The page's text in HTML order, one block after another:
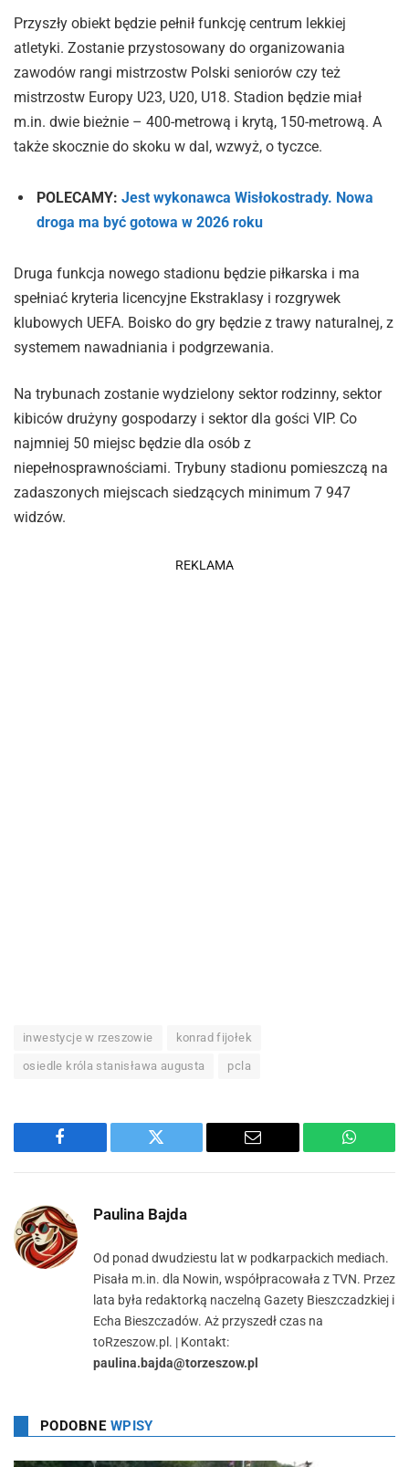
Przyszły obiekt będzie pełnił funkcję centrum lekkiej
atletyki. Zostanie przystosowany do organizowania
zawodów rangi mistrzostw Polski seniorów czy też
mistrzostw Europy U23, U20, U18. Stadion będzie miał
m.in. dwie bieżnie – 400-metrową i krytą, 150-metrową. A
także skocznie do skoku w dal, wzwyż, o tyczce.
POLECAMY: Jest wykonawca Wisłokostrady. Nowa
droga ma być gotowa w 2026 roku
Druga funkcja nowego stadionu będzie piłkarska i ma
spełniać kryteria licencyjne Ekstraklasy i rozgrywek
klubowych UEFA. Boisko do gry będzie z trawy naturalnej, z
systemem nawadniania i podgrzewania.
Na trybunach zostanie wydzielony sektor rodzinny, sektor
kibiców drużyny gospodarzy i sektor dla gości VIP. Co
najmniej 50 miejsc będzie dla osób z
niepełnosprawnościami. Trybuny stadionu pomieszczą na
zadaszonych miejscach siedzących minimum 7 947
widzów.
REKLAMA
inwestycje w rzeszowie konrad fijołek
osiedle króla stanisława augusta pcla
Facebook Twitter Email
Paulina Bajda
Od ponad dwudziestu lat w podkarpackich mediach.
Pisała m.in. dla Nowin, współpracowała z TVN. Przez
lata była redaktorką naczelną Gazety Bieszczadzkiej i
Echa Bieszczadów. Aż przyszedł czas na
toRzeszow.pl. | Kontakt:
paulina.bajda@torzeszow.pl
PODOBNE WPISY